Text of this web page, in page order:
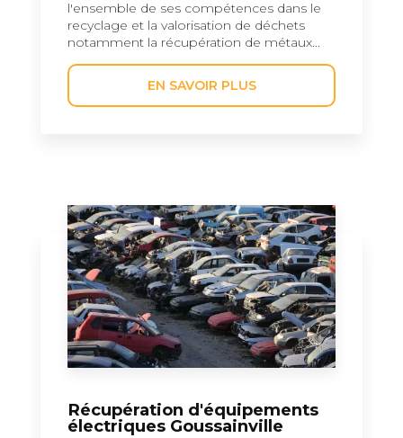
l'ensemble de ses compétences dans le
recyclage et la valorisation de déchets
notamment la récupération de métaux...
EN SAVOIR PLUS
Récupération d'équipements
électriques Goussainville